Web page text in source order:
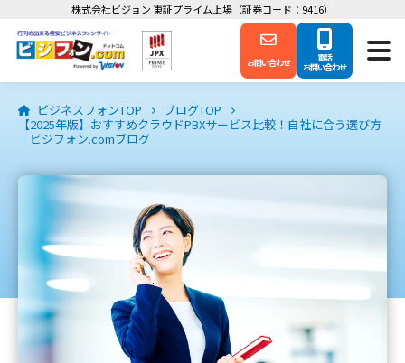
株式会社ビジョン 東証プライム上場（証券コード：9416）
お問い合わせ 電話
お問い合わせ
ビジネスフォンTOP
ブログTOP
【2025年版】おすすめクラウドPBXサービス比較！自社に合う選び方
｜ビジフォン.comブログ